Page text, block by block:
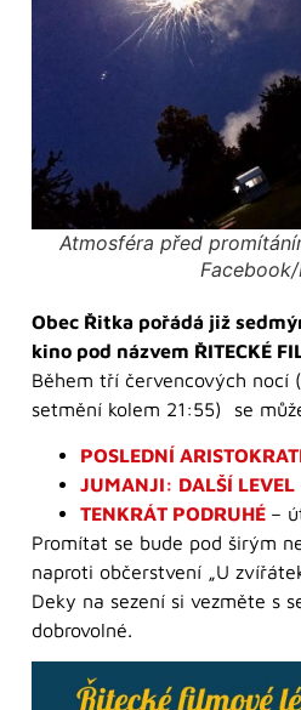
Atmosféra před
Obec Řitka pořádá již
kino pod názvem ŘITECKÉ
Během tří červencových nocí
setmění kolem 21:55) se
POSLEDNÍ
JUMANJI: DALŠÍ LEVEL
TENKRÁT PODRUHÉ –
Promítat se bude pod širým
naproti občerstvení „U
Deky na sezení si vezměte s
dobrovolné.